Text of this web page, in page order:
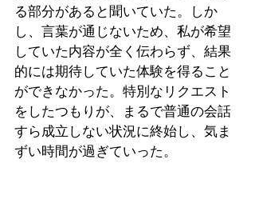
る部分があると聞いていた。しか
し、言葉が通じないため、私が希望
していた内容が全く伝わらず、結果
的には期待していた体験を得ること
ができなかった。特別なリクエスト
をしたつもりが、まるで普通の会話
すら成立しない状況に終始し、気ま
ずい時間が過ぎていった。